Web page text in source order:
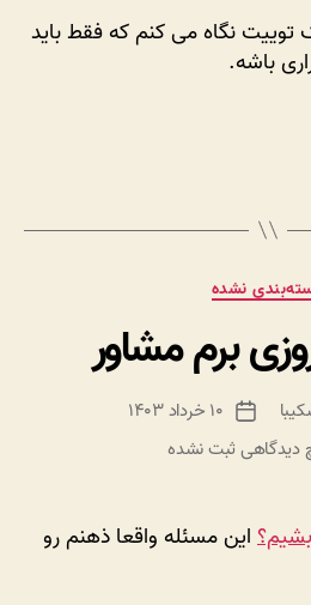
نگاه می کنم که فقط باید
باشه.
دسته‌ها
نشده
برم مشاور
تاریخ
نوشته
۱۰ خرداد ۱۴۰۳
دیدگاهیبرای
برم
ثبت نشده
این مسئله واقعا ذهنم رو